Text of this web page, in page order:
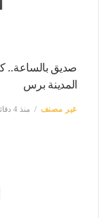
صديق بالساعة..
المدينة برس
غير مصنف منذ 4 دقائق